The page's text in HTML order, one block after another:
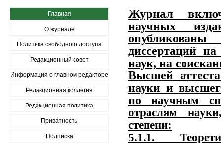
Главная
О журнале
Политика свободного доступа
Редакционный совет
Информация о главном редакторе
Редакционная коллегия
Редакционная политика
Приватность
Подписка
Журнал
научных
диссертаций
наук, на
Высшей
науки и
по научным
отраслям
степени:
5.1.1.